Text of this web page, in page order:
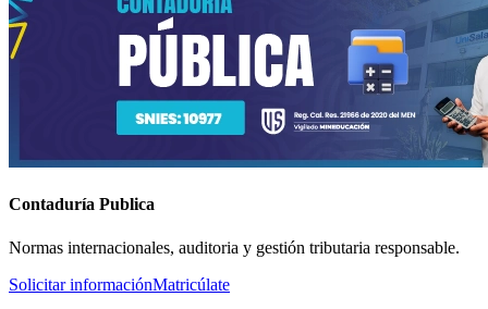
Contaduría Publica
Normas internacionales, auditoria y gestión tributaria responsable.
Solicitar informaciónMatricúlate